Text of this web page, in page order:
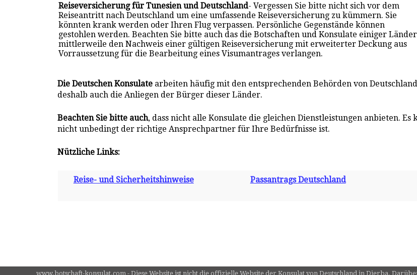
Reiseversicherung für Tunesien und Deutschland- Vergessen Sie bitte nicht sich vor dem
Reiseantritt nach Deutschland um eine umfassende Reiseversicherung zu kümmern. Sie
könnten krank werden oder Ihren Flug verpassen. Persönliche Gegenstände können
gestohlen werden. Beachten Sie bitte auch das die Botschaften und Konsulate einiger Länder
mittlerweile den Nachweis einer gültigen Reiseversicherung mit erweiterter Deckung aus
Vorraussetzung für die Bearbeitung eines Visumantrages verlangen.
Die Deutschen Konsulate arbeiten häufig mit den entsprechenden Behörden von
deshalb auch die Anliegen der Bürger dieser Länder.
Beachten Sie bitte auch, dass nicht alle Konsulate die gleichen Dienstleistungen anbieten. Es
nicht unbedingt der richtige Ansprechpartner für Ihre Bedürfnisse ist.
Nützliche Links:
Reise- und Sicherheitshinweise Passantrags Deutschland
www.botschaft-konsulat.com - Diese Website ist nicht die offizielle Website der Konsulat von Deutschland in Djerba.